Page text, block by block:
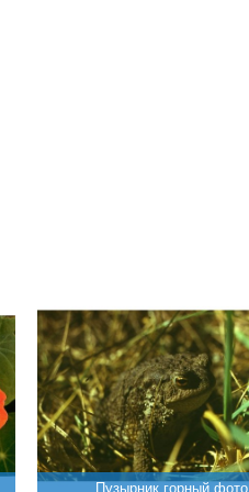
Пузырник горный фото